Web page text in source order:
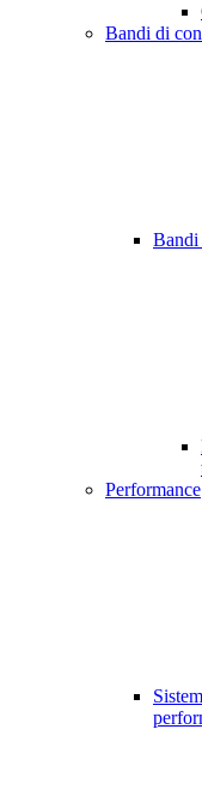
Bandi di
Bandi
Performance